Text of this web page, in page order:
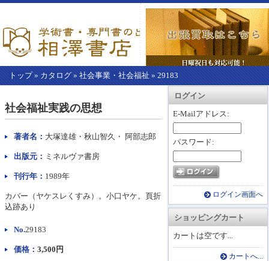
トップ» カタログ » 社会事業・社会福祉 » 29183
カートを見る
ログイン
E-Mailアドレス:
パスワード:
ログイン画面へ
ショッピングカート
カートは空です...
カートへ...
こ
か
本
社会福祉実践の思想
著者名： 大塚達雄・秋山智久・ 阿部志郎
出版元： ミネルヴァ書房
刊行年： 1989年
カバー（ヤケスレくすみ）。小口ヤケ。頁折
込跡あり
No.29183
価格： 3,500円